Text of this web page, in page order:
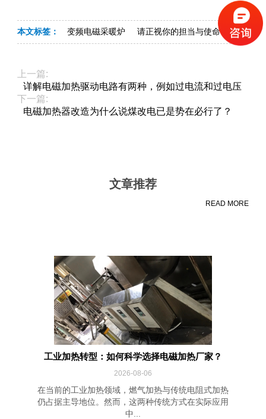
本文标签： 变频电磁采暖炉 请正视你的担当与使命
上一篇:
详解电磁加热驱动电路有两种，例如过电流和过电压
下一篇:
电磁加热器改造为什么说煤改电已是势在必行了？
文章推荐
READ MORE
工业加热转型：如何科学选择电磁加热厂家？
2026-08-06
在当前的工业加热领域，燃气加热与传统电阻式加热
仍占据主导地位。然而，这两种传统方式在实际应用
中...